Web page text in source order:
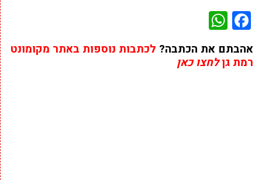
Facebook
אהבתם את הכתבה? לכתבות נוספות באתר מקומונט
רמת גןלחצו כאן